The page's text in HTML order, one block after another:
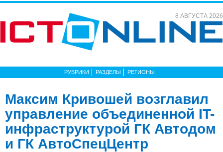
8 АВГУСТА 2026
РУБРИКИ РАЗДЕЛЫ РЕГИОНЫ
Максим Кривошей возглавил
управление объединенной IT-
инфраструктурой ГК Автодом
и ГК АвтоСпецЦентр